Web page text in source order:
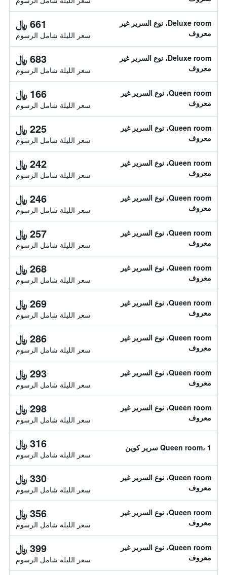
Deluxe room، نوع السرير غير
معروف
661 ﷼
سعر الليلة شامل الرسوم
Deluxe room، نوع السرير غير
معروف
683 ﷼
سعر الليلة شامل الرسوم
Queen room، نوع السرير غير
معروف
166 ﷼
سعر الليلة شامل الرسوم
Queen room، نوع السرير غير
معروف
225 ﷼
سعر الليلة شامل الرسوم
Queen room، نوع السرير غير
معروف
242 ﷼
سعر الليلة شامل الرسوم
Queen room، نوع السرير غير
معروف
246 ﷼
سعر الليلة شامل الرسوم
Queen room، نوع السرير غير
معروف
257 ﷼
سعر الليلة شامل الرسوم
Queen room، نوع السرير غير
معروف
268 ﷼
سعر الليلة شامل الرسوم
Queen room، نوع السرير غير
معروف
269 ﷼
سعر الليلة شامل الرسوم
Queen room، نوع السرير غير
معروف
286 ﷼
سعر الليلة شامل الرسوم
Queen room، نوع السرير غير
معروف
293 ﷼
سعر الليلة شامل الرسوم
Queen room، نوع السرير غير
معروف
298 ﷼
سعر الليلة شامل الرسوم
Queen room، 1 سرير كوين 316 ﷼
سعر الليلة شامل الرسوم
Queen room، نوع السرير غير
معروف
330 ﷼
سعر الليلة شامل الرسوم
Queen room، نوع السرير غير
معروف
356 ﷼
سعر الليلة شامل الرسوم
Queen room، نوع السرير غير
معروف
399 ﷼
سعر الليلة شامل الرسوم